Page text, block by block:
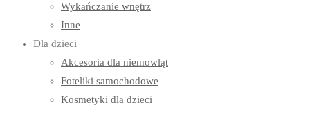
Wykańczanie wnętrz
Inne
Dla dzieci
Akcesoria dla niemowląt
Foteliki samochodowe
Kosmetyki dla dzieci